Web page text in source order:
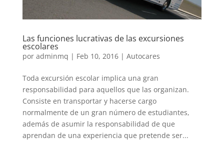
Las funciones lucrativas de las excursiones
escolares
por adminmq | Feb 10, 2016| Autocares
Toda excursión escolar implica una gran
responsabilidad para aquellos que las organizan.
Consiste en transportar y hacerse cargo
normalmente de un gran número de estudiantes,
además de asumir la responsabilidad de que
aprendan de una experiencia que pretende ser...